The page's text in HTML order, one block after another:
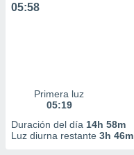
05:58
Primera luz
05:19
Duración del día 14h 58m
Luz diurna restante 3h 46m